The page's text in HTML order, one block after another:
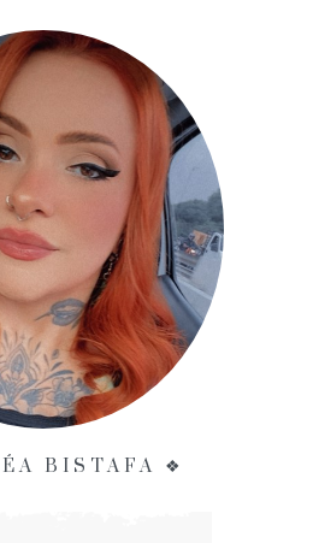
BISTAFA ❖